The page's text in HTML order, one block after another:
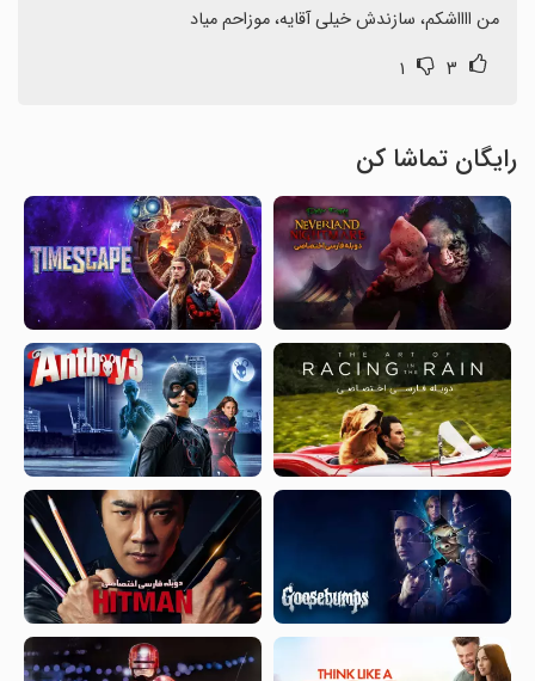
من ااااشکم، سازندش خیلی آقایه، موزاحم میاد
۳ ۱
رایگان تماشا کن